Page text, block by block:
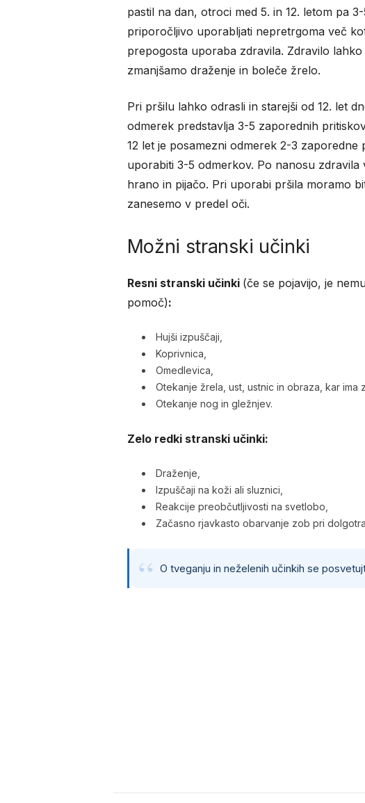
pastil na dan, otroci med 5. in 12. letom pa
priporočljivo uporabljati nepretrgoma več
prepogosta uporaba zdravila. Zdravilo
zmanjšamo draženje in boleče žrelo.
Pri pršilu lahko odrasli in starejši od 12. let
odmerek predstavlja 3-5 zaporednih
12 let je posamezni odmerek 2-3
uporabiti 3-5 odmerkov. Po nanosu
hrano in pijačo. Pri uporabi pršila moramo
zanesemo v predel oči.
Možni stranski učinki
Resni stranski učinki (če se pojavijo, je
pomoč):
Hujši izpuščaji,
Koprivnica,
Omedlevica,
Otekanje žrela, ust, ustnic in obraza, kar
Otekanje nog in gležnjev.
Zelo redki stranski učinki:
Draženje,
Izpuščaji na koži ali sluznici,
Reakcije preobčutljivosti na svetlobo,
Začasno rjavkasto obarvanje zob pri
O tveganju in neželenih učinkih se